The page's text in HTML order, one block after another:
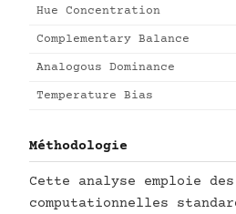
Hue Concentration
Complementary Balance
Analogous Dominance
Temperature Bias
Méthodologie
Cette analyse emploie des
computationnelles